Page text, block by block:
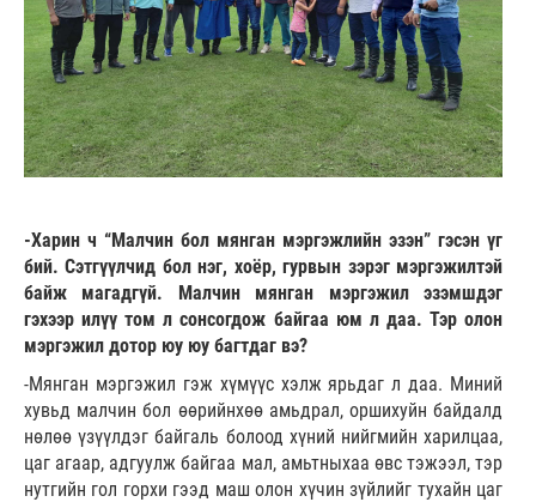
-Харин ч “Малчин бол мянган мэргэжлийн эзэн” гэсэн үг
бий. Сэтгүүлчид бол нэг, хоёр, гурвын зэрэг мэргэжилтэй
байж магадгүй. Малчин мянган мэргэжил эзэмшдэг
гэхээр илүү том л сонсогдож байгаа юм л даа. Тэр олон
мэргэжил дотор юу юу багтдаг вэ?
-Мянган мэргэжил гэж хүмүүс хэлж ярьдаг л даа. Миний
хувьд малчин бол өөрийнхөө амьдрал, оршихуйн байдалд
нөлөө үзүүлдэг байгаль болоод хүний нийгмийн харилцаа,
цаг агаар, адгуулж байгаа мал, амьтныхаа өвс тэжээл, тэр
нутгийн гол горхи гээд маш олон хүчин зүйлийг тухайн цаг